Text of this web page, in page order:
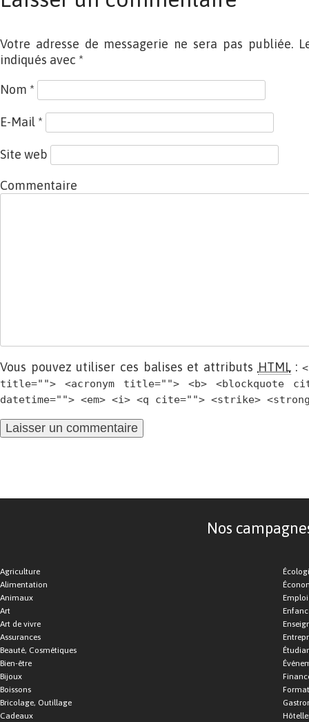
Votre adresse de messagerie ne sera pas publiée.
indiqués avec *
Nom *
E-Mail *
Site web
Commentaire
Vous pouvez utiliser ces balises et attributs HTML:
title=""> <acronym title=""> <b> <blockquote
datetime=""> <em> <i> <q cite=""> <strike>
Nos
Agriculture
Alimentation
Animaux
Art
Art de vivre
Assurances
Beauté, Cosmétiques
Bien-être
Bijoux
Boissons
Bricolage, Outillage
Cadeaux
Emploi